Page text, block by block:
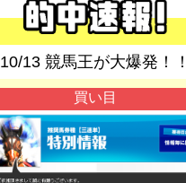
10/13 競馬王が大爆発！！
買い目